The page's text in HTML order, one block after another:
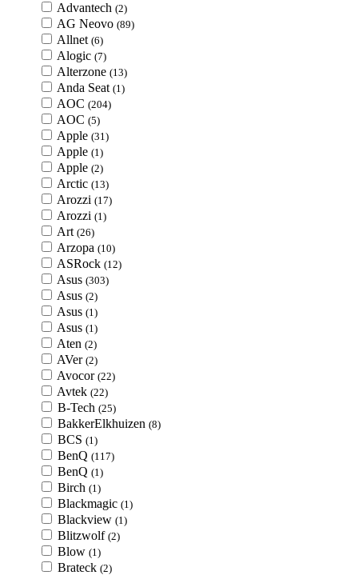
Advantech (2)
AG Neovo (89)
Allnet (6)
Alogic (7)
Alterzone (13)
Anda Seat (1)
AOC (204)
AOC (5)
Apple (31)
Apple (1)
Apple (2)
Arctic (13)
Arozzi (17)
Arozzi (1)
Art (26)
Arzopa (10)
ASRock (12)
Asus (303)
Asus (2)
Asus (1)
Asus (1)
Aten (2)
AVer (2)
Avocor (22)
Avtek (22)
B-Tech (25)
BakkerElkhuizen (8)
BCS (1)
BenQ (117)
BenQ (1)
Birch (1)
Blackmagic (1)
Blackview (1)
Blitzwolf (2)
Blow (1)
Brateck (2)